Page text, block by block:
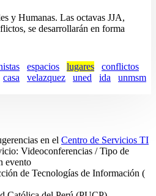
y Humanas. Las octavas JJA,
se desarrollarán en forma
espacios lugares
conflictos
casa velazquez uned ida unmsm
en el Centro de Servicios TI
Videoconferencias / Tipo de
evento
de Tecnologías de Información (